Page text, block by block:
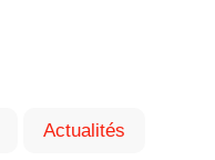
Actualités